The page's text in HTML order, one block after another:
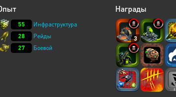
55
Инфраструктура
28
Рейды
27
Боевой
Награды
3